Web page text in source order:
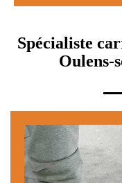
Spécialiste
Oulens-